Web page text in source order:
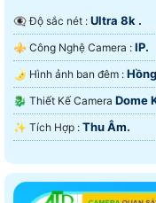
👁️‍🗨 Độ sắc nét : Ultra 8k .
⚜️ Công Nghệ Camera : IP.
🌛 Hình ảnh ban đêm :
🐉️ Thiết Kế Camera Dome
️✨ Tích Hợp : Thu Âm.